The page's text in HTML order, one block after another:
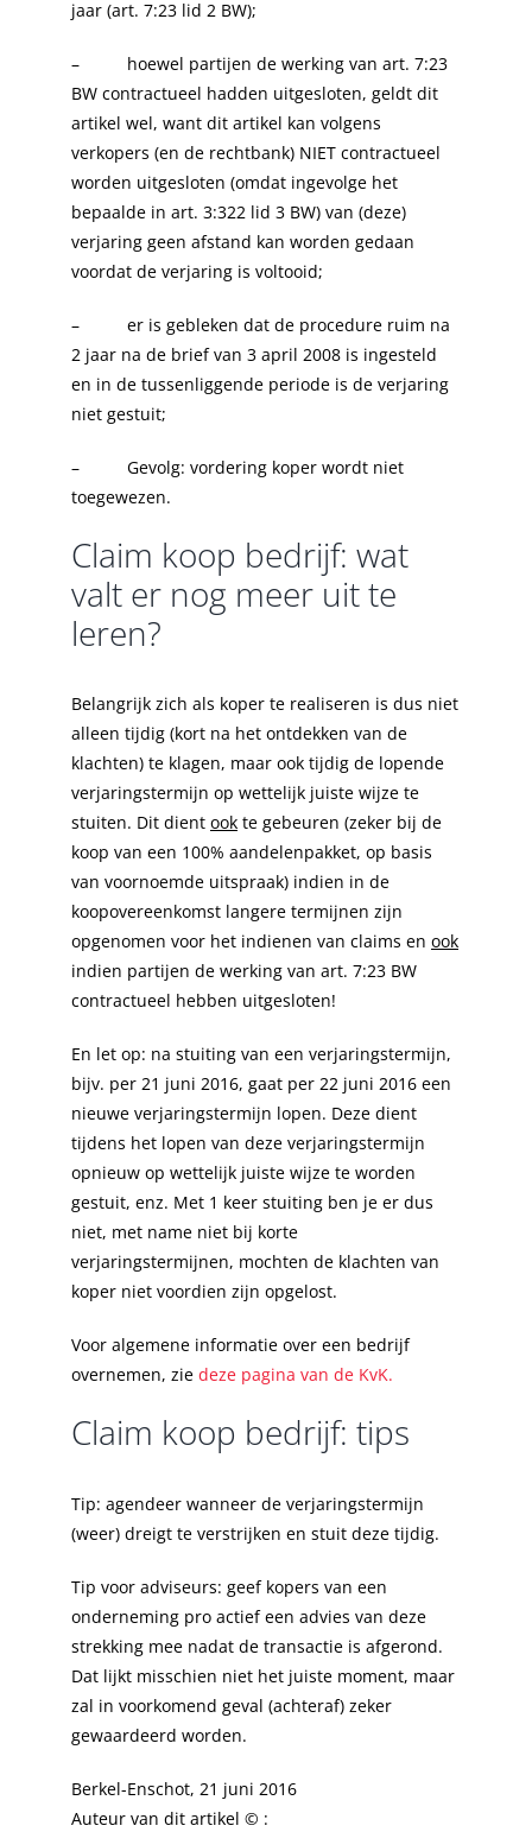
jaar (art. 7:23 lid 2 BW);
– hoewel partijen de werking van art. 7:23
BW contractueel hadden uitgesloten, geldt dit
artikel wel, want dit artikel kan volgens
verkopers (en de rechtbank) NIET contractueel
worden uitgesloten (omdat ingevolge het
bepaalde in art. 3:322 lid 3 BW) van (deze)
verjaring geen afstand kan worden gedaan
voordat de verjaring is voltooid;
– er is gebleken dat de procedure ruim na
2 jaar na de brief van 3 april 2008 is ingesteld
en in de tussenliggende periode is de verjaring
niet gestuit;
– Gevolg: vordering koper wordt niet
toegewezen.
Claim koop bedrijf: wat
valt er nog meer uit te
leren?
Belangrijk zich als koper te realiseren is dus niet
alleen tijdig (kort na het ontdekken van de
klachten) te klagen, maar ook tijdig de lopende
verjaringstermijn op wettelijk juiste wijze te
stuiten. Dit dient ookte gebeuren (zeker bij de
koop van een 100% aandelenpakket, op basis
van voornoemde uitspraak) indien in de
koopovereenkomst langere termijnen zijn
opgenomen voor het indienen van claims en ook
indien partijen de werking van art. 7:23 BW
contractueel hebben uitgesloten!
En let op: na stuiting van een verjaringstermijn,
bijv. per 21 juni 2016, gaat per 22 juni 2016 een
nieuwe verjaringstermijn lopen. Deze dient
tijdens het lopen van deze verjaringstermijn
opnieuw op wettelijk juiste wijze te worden
gestuit, enz. Met 1 keer stuiting ben je er dus
niet, met name niet bij korte
verjaringstermijnen, mochten de klachten van
koper niet voordien zijn opgelost.
Voor algemene informatie over een bedrijf
overnemen, zie deze pagina van de KvK.
Claim koop bedrijf: tips
Tip: agendeer wanneer de verjaringstermijn
(weer) dreigt te verstrijken en stuit deze tijdig.
Tip voor adviseurs: geef kopers van een
onderneming pro actief een advies van deze
strekking mee nadat de transactie is afgerond.
Dat lijkt misschien niet het juiste moment, maar
zal in voorkomend geval (achteraf) zeker
gewaardeerd worden.
Berkel-Enschot, 21 juni 2016
Auteur van dit artikel © :